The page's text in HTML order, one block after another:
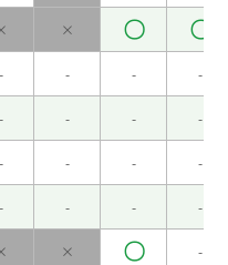
す。 ありがとうご
！！多谢！！！！
意思的。下次
× 〇 〇
- - - -
- - - -
- - - -
- - - -
× 〇 -